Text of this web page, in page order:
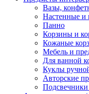
Вазы,
Настенные и
Панно
Корзины и
Кожаные
Мебель и
Для ванной
Куклы
Авторские
Подсвечники